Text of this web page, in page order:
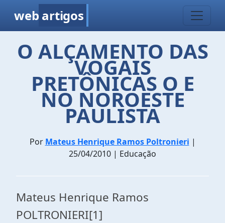
web artigos
O ALÇAMENTO DAS
VOGAIS
PRETÔNICAS O E
NO NOROESTE
PAULISTA
Por Mateus Henrique Ramos Poltronieri |
25/04/2010 | Educação
Mateus Henrique Ramos
POLTRONIERI[1]